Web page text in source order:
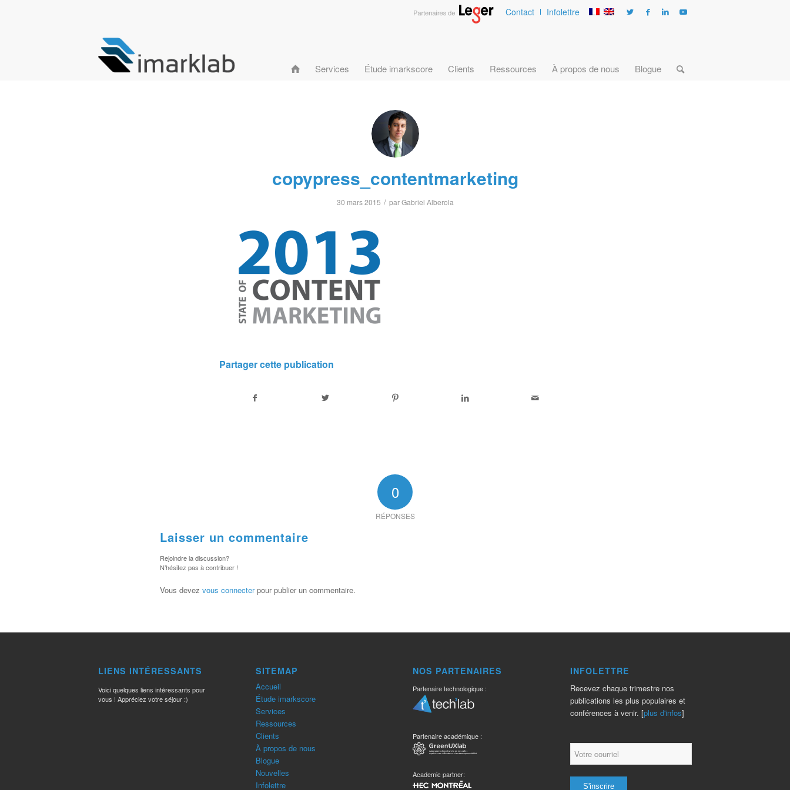
Contact Infolettre
Services Étude imarkscore Clients Ressources À propos de nous Blogue
copypress_contentmarketing
30 mars 2015 / parGabriel Alberola
Partager cette publication
0
RÉPONSES
Laisser un commentaire
Rejoindre la discussion?
N’hésitez pas à contribuer !
Vous devez vous connecterpour publier un commentaire.
LIENS INTÉRESSANTS
Voici quelques liens intéressants pour
vous ! Appréciez votre séjour :)
SITEMAP
Accueil
Étude imarkscore
Services
Ressources
Clients
À propos de nous
Blogue
Nouvelles
Infolettre
NOS PARTENAIRES
Partenaire technologique :
Partenaire académique :
Academic partner:
INFOLETTRE
Recevez chaque trimestre nos
publications les plus populaires et
conférences à venir. [plus d'infos]